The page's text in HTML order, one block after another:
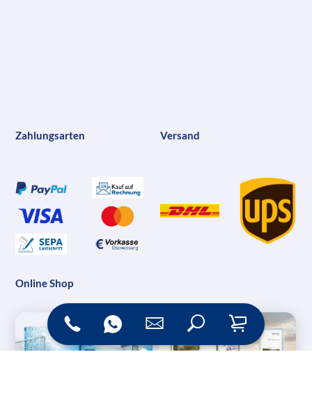
Zahlungsarten Versand
Online Shop